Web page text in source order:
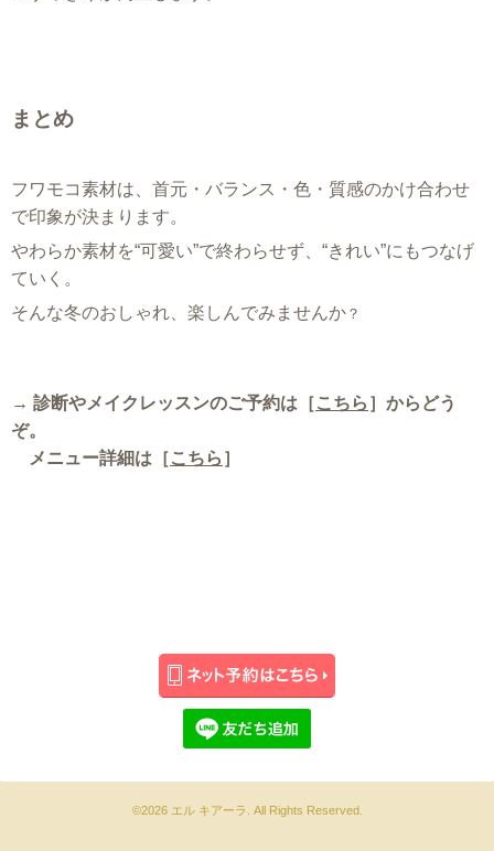
まとめ
フワモコ素材は、首元・バランス・色・質感のかけ合わせ
で印象が決まります。
やわらか素材を“可愛い”で終わらせず、“きれい”にもつなげ
ていく。
そんな冬のおしゃれ、楽しんでみませんか ？
→ 診断やメイクレッスンのご予約は［こちら ］からどう
ぞ。
メニュー詳細は［こちら ］
©2026 エル キアーラ . All Rights Reserved.